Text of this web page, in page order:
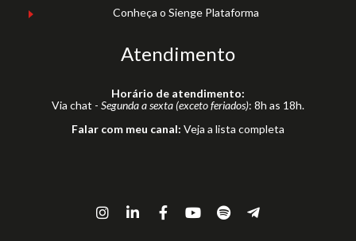
Conheça o Sienge Plataforma
Atendimento
Horário de atendimento:
Via chat - Segunda a sexta (exceto feriados): 8h as 18h.
Falar com meu canal: Veja a lista completa